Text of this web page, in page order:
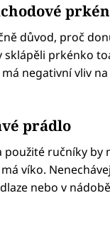
důvod, proč
sklápěli prkénko
negativní vliv
prádlo
použité ručníky by
víko.
nebo v